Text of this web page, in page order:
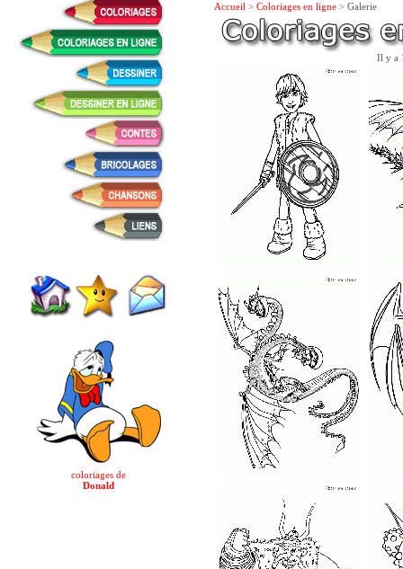
coloriages de
Donald
Accueil > Coloriages en ligne> Galerie
Il y a